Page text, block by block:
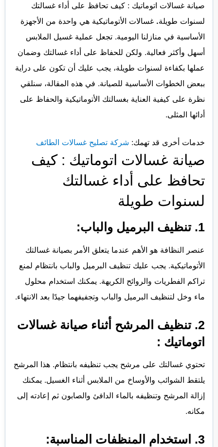
صيانة غسالات اتوماتيك : كيف تحافظ على أداء غسالتك
لسنوات طويلة. غسالات الأتوماتيكية هي واحدة من الأجهزة
الأساسية في منازلنا اليومية. تجعل عملية غسيل الملابس
أسهل وأكثر فعالية. ولكن للحفاظ على أداء غسالتك وضمان
عملها بكفاءة لسنوات طويلة، يجب عليك أن تكون على دراية
ببعض الخطوات الأساسية للصيانة. في هذه المقالة، سنلقي
نظرة على كيفية العناية بغسالتك الأتوماتيكية والحفاظ على
أدائها المثلى.
خدمات أخرى قد تهمك: شركة تصليح غسالات الطائف
صيانة غسالات اتوماتيك : كيف
تحافظ على أداء غسالتك
لسنوات طويلة
1. تنظيف البرميل والباب:
عنصر النظافة هو الأهم عندما يتعلق الأمر بصيانة غسالتك
الأتوماتيكية. يجب عليك تنظيف البرميل والباب بانتظام لمنع
تراكم الفطريات والروائح الكريهة. يمكنك استخدام محلول
ماء وخل لتنظيف البرميل والباب وتجفيفهما جيدًا بعد الانتهاء.
2. تنظيف المرشح أثناء صيانة غسالات
اتوماتيك :
تحتوي غسالتك على مرشح يجب تنظيفه بانتظام. هذا المرشح
يلتقط الشوائب والأوساخ من الملابس أثناء الغسيل. يمكنك
إزالة المرشح وتنظيفه بالماء الدافئ والصابون ثم إعادته إلى
مكانه.
3. استخدام المنظفات المناسبة: